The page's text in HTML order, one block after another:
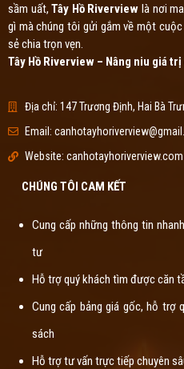
sầm uất,Tây Hồ Riverviewlà nơi
gì mà chúng tôi gửi gắm về một
sẻ chia trọn vẹn.
Tây Hồ Riverview – Nâng niu giá
Địa chỉ: 147 Trương Định, Hai Bà
Email:
Website: canhotayhoriverview.com
CHÚNG TÔI CAM KẾT
Cung cấp những thông tin
tư
Hỗ trợ quý khách tìm được căn
Cung cấp bảng giá gốc, hỗ trợ
sách
Hỗ trợ tư vấn trực tiếp chuyên